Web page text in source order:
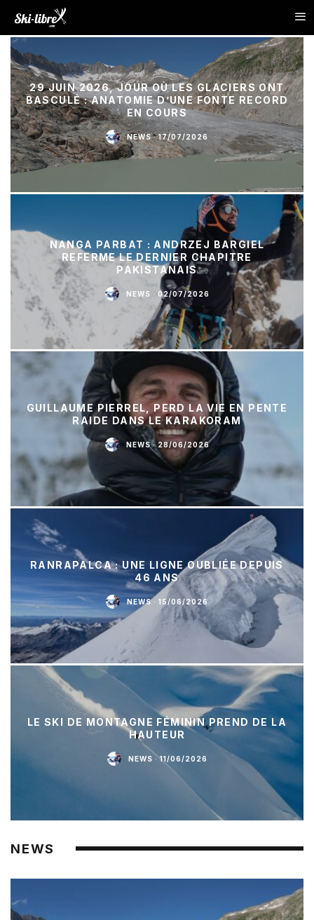
29 JUIN 2026, JOUR OÙ LES GLACIERS ONT
BASCULÉ : ANATOMIE D’UNE FONTE RECORD
EN COURS
NEWS · 17/07/2026
NANGA PARBAT : ANDRZEJ BARGIEL
REFERME LE DERNIER CHAPITRE
PAKISTANAIS
NEWS · 02/07/2026
GUILLAUME PIERREL, PERD LA VIE EN PENTE
RAIDE DANS LE KARAKORAM
NEWS · 28/06/2026
RANRAPALCA : UNE LIGNE OUBLIÉE DEPUIS
46 ANS
NEWS · 15/06/2026
LE SKI DE MONTAGNE FÉMININ PREND DE LA
HAUTEUR
NEWS · 11/06/2026
NEWS